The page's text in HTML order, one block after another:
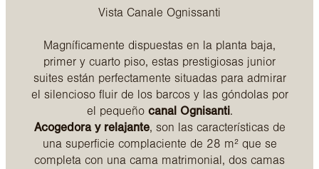
Vista Canale Ognissanti
Magníficamente dispuestas en la planta baja,
primer y cuarto piso, estas prestigiosas junior
suites están perfectamente situadas para admirar
el silencioso fluir de los barcos y las góndolas por
el pequeño canal Ognisanti.
Acogedora y relajante, son las características de
una superficie complaciente de 28 m² que se
completa con una cama matrimonial, dos camas